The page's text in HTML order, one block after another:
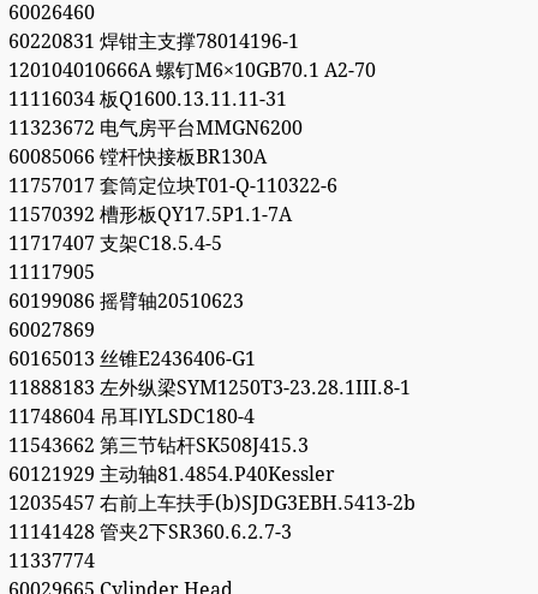
60026460
60220831 焊钳主支撑78014196-1
120104010666A 螺钉M6×10GB70.1 A2-70
11116034 板Q1600.13.11.11-31
11323672 电气房平台MMGN6200
60085066 镗杆快接板BR130A
11757017 套筒定位块T01-Q-110322-6
11570392 槽形板QY17.5P1.1-7A
11717407 支架C18.5.4-5
11117905
60199086 摇臂轴20510623
60027869
60165013 丝锥E2436406-G1
11888183 左外纵梁SYM1250T3-23.28.1III.8-1
11748604 吊耳ⅠYLSDC180-4
11543662 第三节钻杆SK508J415.3
60121929 主动轴81.4854.P40Kessler
12035457 右前上车扶手(b)SJDG3EBH.5413-2b
11141428 管夹2下SR360.6.2.7-3
11337774